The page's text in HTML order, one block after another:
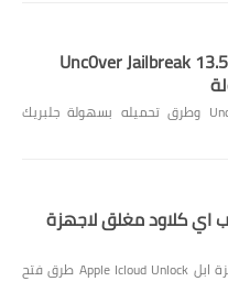
تحديث جلبريك انكفر Unc0ver Jailbreak 13.5
تحديث جلبريك انكفر Unc0ver Jailbreak 13.5 وطرق تحميله بسهولة جلبريك
كلاود مغلق لاجهزة
افضل طرق فتح حساب اي كلاود مغلق لاجهزة ابل Apple Icloud Unlock طرق فتح